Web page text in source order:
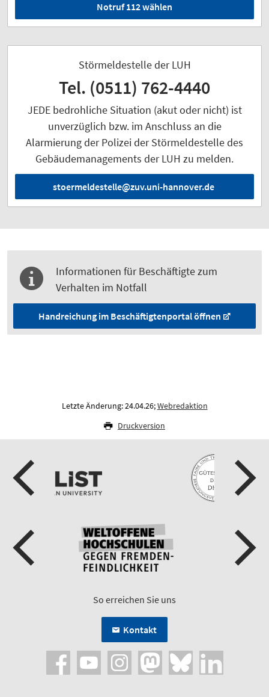
Notruf 112 wählen
Störmeldestelle der LUH
Tel. (0511) 762-4440
JEDE bedrohliche Situation (akut oder nicht) ist
unverzüglich bzw. im Anschluss an die
Alarmierung der Polizei der Störmeldestelle des
Gebäudemanagements der LUH zu melden.
stoermeldestelle@zuv.uni-hannover.de
Informationen für Beschäftigte zum
Verhalten im Notfall
Handreichung im Beschäftigtenportal öffnen
Letzte Änderung: 24.04.26;Webredaktion
Druckversion
So erreichen Sie uns
Kontakt